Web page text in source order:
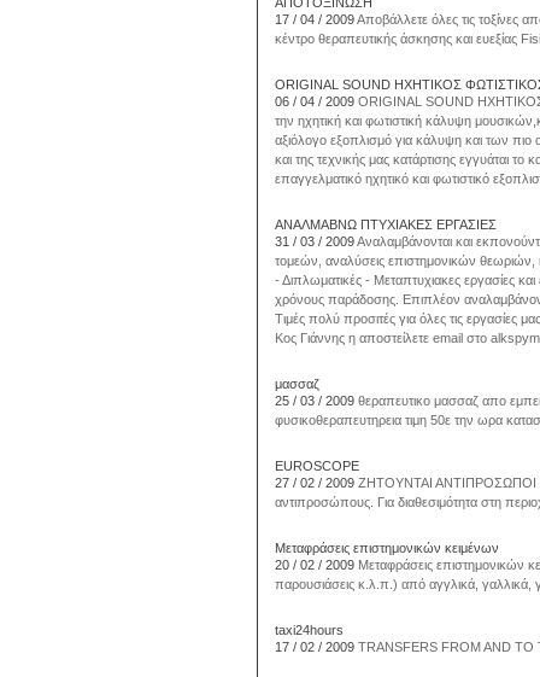
17 / 04 / 2009Αποβάλλετε όλες τις τοξίνες
κέντρο θεραπευτικής άσκησης και ευεξίας
ORIGINAL SOUND ΗΧΗΤΙΚΟΣ
06 / 04 / 2009 ORIGINAL SOUND
την ηχητική και φωτιστική κάλυψη
αξιόλογο εξοπλισμό για κάλυψη και των
και της τεχνικής μας κατάρτισης εγγυάται το
επαγγελματικό ηχητικό και φωτιστικό
ΑΝΑΛΜΑΒΝΩ ΠΤΥΧΙΑΚΕΣ ΕΡΓΑΣΙΕΣ
31 / 03 / 2009Αναλαμβάνονται και
τομεών, αναλύσεις επιστημονικών θεωριών,
- Διπλωματικές - Μεταπτυχιακες εργασίες και
χρόνους παράδοσης. Επιπλέον
Τιμές πολύ προσιτές για όλες τις εργασίες
Κος Γιάννης η αποστείλετε email στο
μασσαζ
25 / 03 / 2009 θεραπευτικο μασσαζ απο
φυσικοθεραπευτηρεια τιμη 50ε την ωρα
EUROSCOPE
27 / 02 / 2009 ΖΗΤΟΥΝΤΑΙ ΑΝΤΙΠΡΟΣΩΠΟΙ Η
αντιπροσώπους. Για διαθεσιμότητα στη
Μεταφράσεις επιστημονικών κειμένων
20 / 02 / 2009 Μεταφράσεις επιστημονικών
παρουσιάσεις κ.λ.π.) από αγγλικά, γαλλικά,
taxi24hours
17 / 02 / 2009 TRANSFERS FROM AND TO